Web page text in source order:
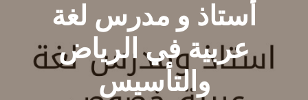
أستاذ و مدرس لغة
عربية في الرياض
والتأسيس